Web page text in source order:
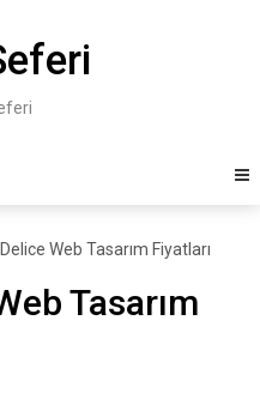
Delice Web Tasarım Fiyatları
Tasarım